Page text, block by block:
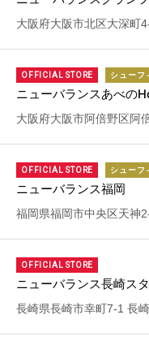
大阪府大阪市北区大深町
OFFICIAL STORE シューフ
ニューバランスあべの
大阪府大阪市阿倍野区阿
OFFICIAL STORE シューフ
ニューバランス福岡
福岡県福岡市中央区天神
OFFICIAL STORE
ニューバランス長崎ス
長崎県長崎市幸町7-1 長